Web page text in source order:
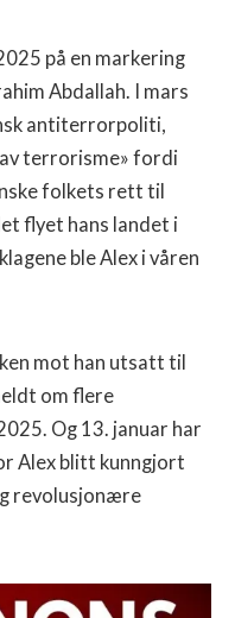
på en markering
Abdallah. I mars
antiterrorpoliti,
terrorisme» fordi
folkets rett til
flyet hans landet i
ble Alex i våren
mot han utsatt til
om flere
Og 13. januar har
Alex blitt kunngjort
revolusjonære